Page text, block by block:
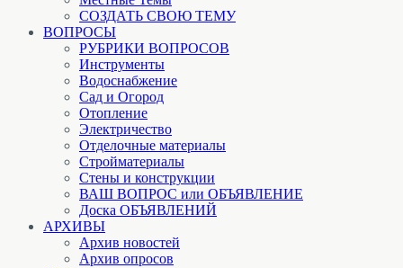
СОЗДАТЬ СВОЮ ТЕМУ
ВОПРОСЫ
РУБРИКИ ВОПРОСОВ
Инструменты
Водоснабжение
Сад и Огород
Отопление
Электричество
Отделочные материалы
Стройматериалы
Стены и конструкции
ВАШ ВОПРОС или ОБЪЯВЛЕНИЕ
Доска ОБЪЯВЛЕНИЙ
АРХИВЫ
Архив новостей
Архив опросов